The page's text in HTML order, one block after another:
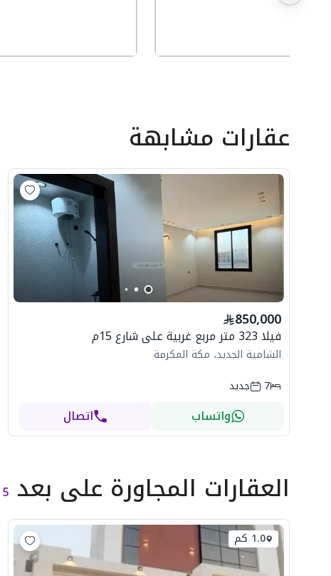
عقارات مشابهة
850,000
فيلا 323 متر مربع غربية على شارع 15م
الشامية الجديد، مكة المكرمة
7
جديد
واتساب اتصال
العقارات المجاورة على بعد 5
1.0 كم